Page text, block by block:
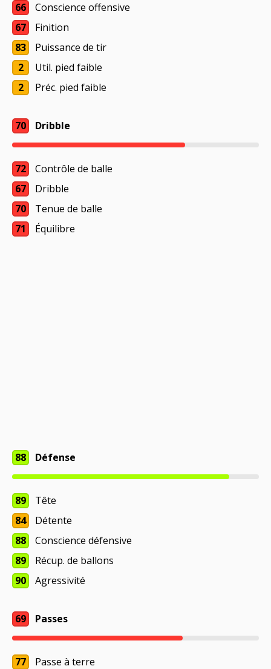
66
Conscience offensive
67
Finition
83
Puissance de tir
2
Util. pied faible
2
Préc. pied faible
70 Dribble
72
Contrôle de balle
67
Dribble
70
Tenue de balle
71
Équilibre
88 Défense
89
Tête
84
Détente
88
Conscience défensive
89
Récup. de ballons
90
Agressivité
69 Passes
77
Passe à terre